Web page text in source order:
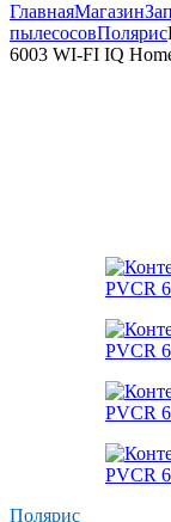
ГлавнаяМагазин
пылесосовПолярис
6003 WI-FI IQ
Полярис